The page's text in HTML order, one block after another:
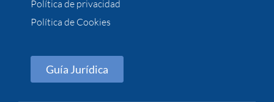
Política de privacidad
Política de Cookies
Guía Jurídica